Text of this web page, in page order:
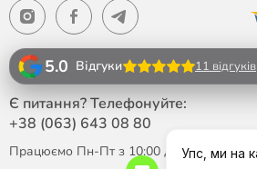
5.0 Відгуки 11 відгуків
Є питання? Телефонуйте:
+38 (063) 643 08 80
Працюємо Пн-Пт з 10:00 до 18:00